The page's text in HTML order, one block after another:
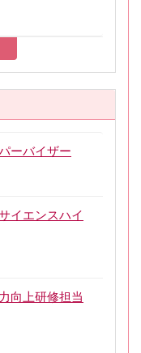
ーバイザー
イエンスハイ
向上研修担当